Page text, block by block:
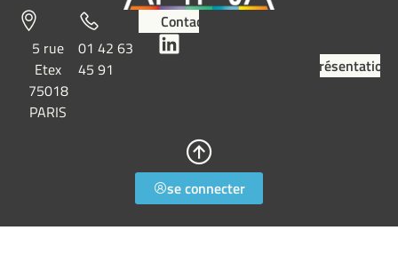
5 rue
Etex
75018
PARIS
01 42 63
45 91
Contact
Présentation
se connecter